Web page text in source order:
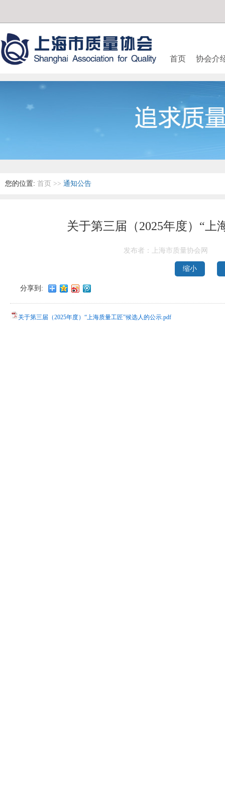
首页 协会介
您的位置: 首页 >> 通知公告
关于第三届（2025年度）“上
发布者：上海市质量协会网
缩小
分享到:
关于第三届（2025年度）“上海质量工匠”候选人的公示.pdf